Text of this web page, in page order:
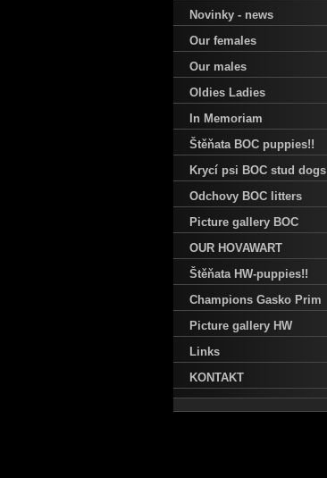
Novinky - news
Our females
Our males
Oldies Ladies
In Memoriam
Štěňata BOC puppies!!
Krycí psi BOC stud dogs
Odchovy BOC litters
Picture gallery BOC
OUR HOVAWART
Štěňata HW-puppies!!
Champions Gasko Prim
Picture gallery HW
Links
KONTAKT